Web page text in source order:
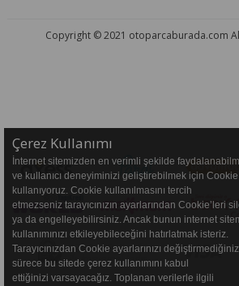
Copyright © 2021 otoparcaburada.com
Çerez Kullanımı
İnternet sitemizden en verimli şekilde
ve kullanıcı deneyiminizi geliştirebilmek için Cookie
kullanıyoruz. Cookie kullanılmasını tercih
etmezseniz tarayıcınızın ayarlarından Cookie’leri
ya da engelleyebilirsiniz. Ancak bunun internet
kullanımınızı etkileyebileceğini hatırlatmak isteriz.
Tarayıcınızdan Cookie ayarlarınızı değiştirmediğiniz
sürece bu sitede çerez kullanımını kabul
ettiğinizi varsayacağız. Toplanan verilerle ilgili